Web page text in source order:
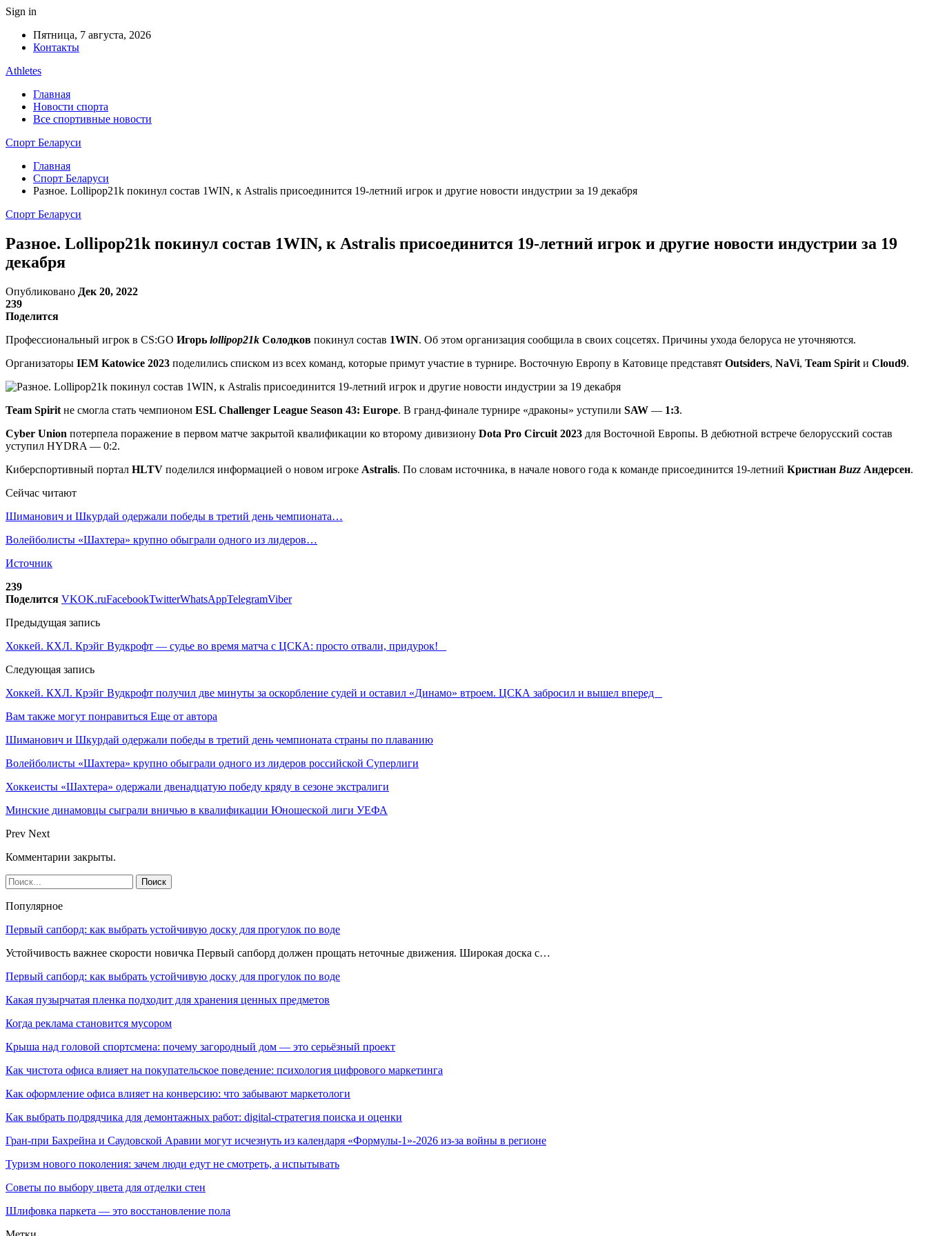
Sign in
Пятница, 7 августа, 2026
Контакты
Athletes
Главная
Новости спорта
Все спортивные новости
Спорт Беларуси
Главная
Спорт Беларуси
Разное. Lollipop21k покинул состав 1WIN, к Astralis присоединится 19-летний игрок и другие новости индустрии за 19 декабря
Спорт Беларуси
Разное. Lollipop21k покинул состав 1WIN, к Astralis присоединится 19-летний игрок и другие новости индустрии за 19
декабря
Опубликовано Дек 20, 2022
239
Поделится
Профессиональный игрок в CS:GO Игорь lollipop21k Солодков покинул состав 1WIN. Об этом организация сообщила в своих соцсетях. Причины ухода белоруса не уточняются.
Организаторы IEM Katowice 2023 поделились списком из всех команд, которые примут участие в турнире. Восточную Европу в Катовице представят Outsiders, NaVi, Team Spirit и Cloud9.
Team Spirit не смогла стать чемпионом ESL Challenger League Season 43: Europe. В гранд-финале турнире «драконы» уступили SAW — 1:3.
Cyber Union потерпела поражение в первом матче закрытой квалификации ко второму дивизиону Dota Pro Circuit 2023 для Восточной Европы. В дебютной встрече белорусский состав
уступил HYDRA — 0:2.
Киберспортивный портал HLTV поделился информацией о новом игроке Astralis. По словам источника, в начале нового года к команде присоединится 19-летний Кристиан Buzz Андерсен.
Сейчас читают
Шиманович и Шкурдай одержали победы в третий день чемпионата…
Волейболисты «Шахтера» крупно обыграли одного из лидеров…
Источник
239
Поделится VKOK.ruFacebookTwitterWhatsAppTelegramViber
Предыдущая запись
Хоккей. КХЛ. Крэйг Вудкрофт — судье во время матча с ЦСКА: просто отвали, придурок!
Следующая запись
Хоккей. КХЛ. Крэйг Вудкрофт получил две минуты за оскорбление судей и оставил «Динамо» втроем. ЦСКА забросил и вышел вперед
Вам также могут понравиться Еще от автора
Шиманович и Шкурдай одержали победы в третий день чемпионата страны по плаванию
Волейболисты «Шахтера» крупно обыграли одного из лидеров российской Суперлиги
Хоккеисты «Шахтера» одержали двенадцатую победу кряду в сезоне экстралиги
Минские динамовцы сыграли вничью в квалификации Юношеской лиги УЕФА
Prev Next
Комментарии закрыты.
Популярное
Первый сапборд: как выбрать устойчивую доску для прогулок по воде
Устойчивость важнее скорости новичка Первый сапборд должен прощать неточные движения. Широкая доска с…
Первый сапборд: как выбрать устойчивую доску для прогулок по воде
Какая пузырчатая пленка подходит для хранения ценных предметов
Когда реклама становится мусором
Крыша над головой спортсмена: почему загородный дом — это серьёзный проект
Как чистота офиса влияет на покупательское поведение: психология цифрового маркетинга
Как оформление офиса влияет на конверсию: что забывают маркетологи
Как выбрать подрядчика для демонтажных работ: digital-стратегия поиска и оценки
Гран-при Бахрейна и Саудовской Аравии могут исчезнуть из календаря «Формулы-1»-2026 из-за войны в регионе
Туризм нового поколения: зачем люди едут не смотреть, а испытывать
Советы по выбору цвета для отделки стен
Шлифовка паркета — это восстановление пола